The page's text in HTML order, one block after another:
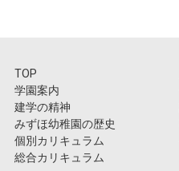
TOP
学園案内
建学の精神
みずほ幼稚園の歴史
個別カリキュラム
総合カリキュラム